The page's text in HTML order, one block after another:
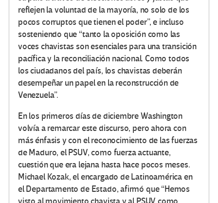
reflejen la voluntad de la mayoría, no solo de los
pocos corruptos que tienen el poder”, e incluso
sosteniendo que “tanto la oposición como las
voces chavistas son esenciales para una transición
pacífica y la reconciliación nacional. Como todos
los ciudadanos del país, los chavistas deberán
desempeñar un papel en la reconstrucción de
Venezuela”.
En los primeros días de diciembre Washington
volvía a remarcar este discurso, pero ahora con
más énfasis y con el reconocimiento de las fuerzas
de Maduro, el PSUV, como fuerza actuante,
cuestión que era lejana hasta hace pocos meses.
Michael Kozak, el encargado de Latinoamérica en
el Departamento de Estado, afirmó que “Hemos